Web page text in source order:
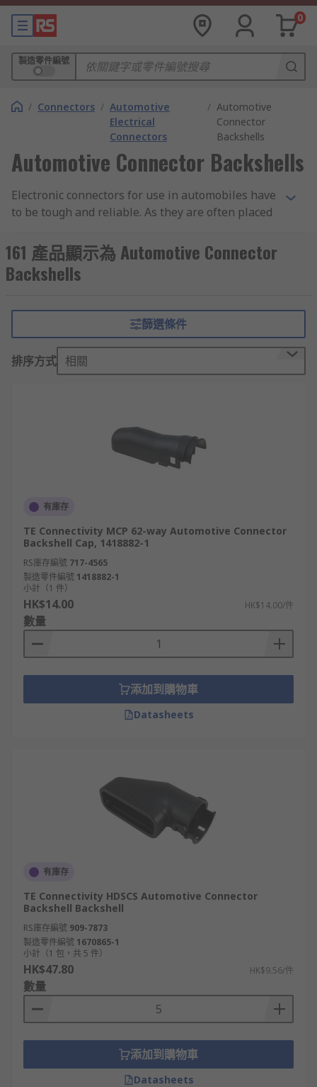
0
製造零件編號
/ Connectors / Automotive
Electrical
Connectors
/ Automotive
Connector
Backshells
Automotive Connector Backshells
Electronic connectors for use in automobiles have
to be tough and reliable. As they are often placed
elements, they are typical very well sealed
against dust ingress and moisture, and usually
have a good degree of heat resistance. Also, due
vehicle, the connectors will often have secure
locking systems built into the plug and socket to
prevent unwanted disconnect.
What are automotive connector backshells
Automotive connector backshells stabilises the
connector and prevents damage from straining
on the cables to which the connector is attached.
so they can be easily identified when connected
to large modular boards.
Why automotive connector backshells?
Automotive connector backshells can be used to
change the orientation of the connection and
allow the connectors to be tailored to the
application in which they will be used. This
enables connections to be made when the space
available is restricted.
161 產品顯示為 Automotive Connector
Backshells
篩選條件
排序方式 相關
有庫存
TE Connectivity MCP 62-way Automotive Connector
Backshell Cap, 1418882-1
RS庫存編號 717-4565
製造零件編號 1418882-1
小計（1 件）
HK$14.00 HK$14.00/件
數量
添加到購物車
Datasheets
有庫存
TE Connectivity HDSCS Automotive Connector
Backshell Backshell
RS庫存編號 909-7873
製造零件編號 1670865-1
小計（1 包，共 5 件）
HK$47.80 HK$9.56/件
數量
添加到購物車
Datasheets